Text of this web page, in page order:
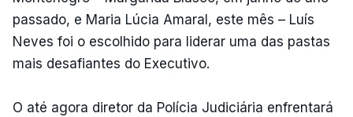
passado, e Maria Lúcia Amaral, este mês – Luís
Neves foi o escolhido para liderar uma das pastas
mais desafiantes do Executivo.
O até agora diretor da Polícia Judiciária enfrentará